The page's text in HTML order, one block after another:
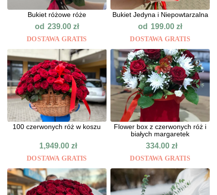
Bukiet różowe róże
od 239.00 zł
DOSTAWA GRATIS
Bukiet Jedyna i Niepowtarzalna
od 199.00zł
DOSTAWA GRATIS
100 czerwonych róż w koszu
1,949.00zł
DOSTAWA GRATIS
Flower box z czerwonych róż i
białych margaretek
334.00zł
DOSTAWA GRATIS